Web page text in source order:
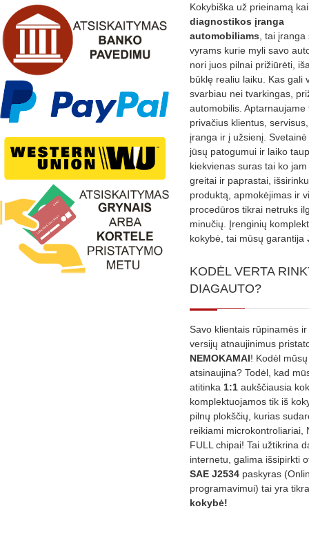
Kokybiška už prieinamą
diagnostikos įranga
automobiliams , tai
vyrams kurie myli savo
nori juos pilnai prižiūrėti,
būklę realiu laiku. Kas gali
svarbiau nei tvarkingas,
automobilis. Aptarnaujame
privačius klientus,
įranga ir į užsienį.
jūsų patogumui ir laiko
kiekvienas suras tai ko
greitai ir paprastai,
produktą, apmokėjimas ir
procedūros tikrai netruks
minučių. Įrenginių
kokybė, tai mūsų garantija
KODĖL VERTA
DIAGAUTO?
Savo klientais rūpinamės
versijų atnaujinimus
NEMOKAMAI! Kodėl
atsinaujina? Todėl, kad
atitinka 1:1 aukščiausia
komplektuojamos tik iš
pilnų plokščių, kurias
reikiami microkontroliariai,
FULL chipai! Tai užtikrina
internetu, galima išsipirkti
SAE J2534 paskyras
programavimui) tai yra
kokybė!